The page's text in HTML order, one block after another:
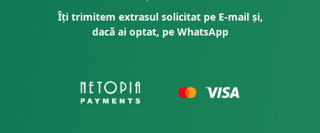
Îți trimitem extrasul solicitat pe E-mail și,
dacă ai optat, pe WhatsApp